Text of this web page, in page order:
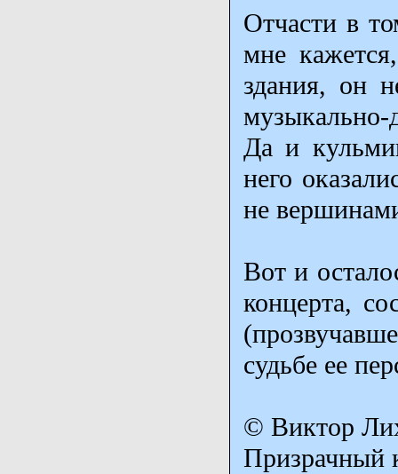
Отчасти в
мне
здания, он
музыкально-
Да и
него
не
Вот и
концерта,
судьбе ее
© Виктор
Призрачный